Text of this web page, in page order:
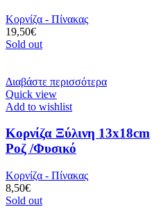
Κορνίζα - Πίνακας
19,50€
Sold out
Διαβάστε περισσότερα
Quick view
Add to wishlist
Κορνίζα Ξύλινη 13x18cm
Ροζ /Φυσικό
Κορνίζα - Πίνακας
8,50€
Sold out